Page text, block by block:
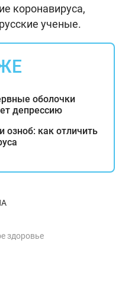
коронавируса,
ученые.
оболочки
депрессию
озноб: как отличить
здоровье